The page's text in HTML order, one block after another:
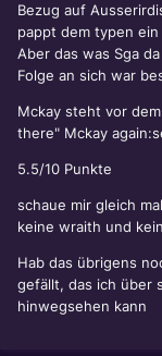
Bezug auf
pappt dem typen
Aber das was Sga
Folge an sich war
Mckay steht vor
there" Mckay
5.5/10 Punkte
schaue mir gleich
keine wraith und
Hab das übrigens
gefällt, das ich über
hinwegsehen kann